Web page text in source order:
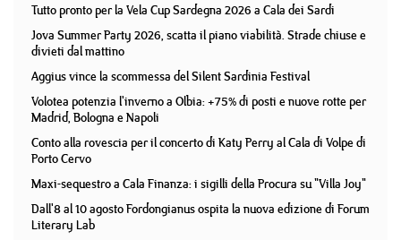
Tutto pronto per la Vela Cup Sardegna 2026 a Cala dei Sardi
Jova Summer Party 2026, scatta il piano viabilità. Strade chiuse e
divieti dal mattino
Aggius vince la scommessa del Silent Sardinia Festival
Volotea potenzia l'inverno a Olbia: +75% di posti e nuove rotte per
Madrid, Bologna e Napoli
Conto alla rovescia per il concerto di Katy Perry al Cala di Volpe di
Porto Cervo
Maxi-sequestro a Cala Finanza: i sigilli della Procura su "Villa Joy"
Dall'8 al 10 agosto Fordongianus ospita la nuova edizione di Forum
Literary Lab